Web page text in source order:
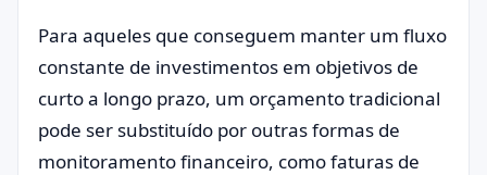
Para aqueles que conseguem manter um fluxo
constante de investimentos em objetivos de
curto a longo prazo, um orçamento tradicional
pode ser substituído por outras formas de
monitoramento financeiro, como faturas de